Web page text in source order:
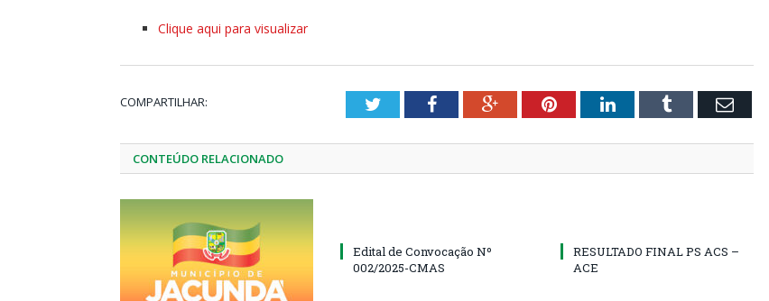
Clique aqui para visualizar
COMPARTILHAR: TwitterFacebookGoogle+PinterestLinkedInTumblr Email
CONTEÚDO RELACIONADO
Edital de Convocação Nº
002/2025-CMAS
RESULTADO FINAL PS ACS –
ACE